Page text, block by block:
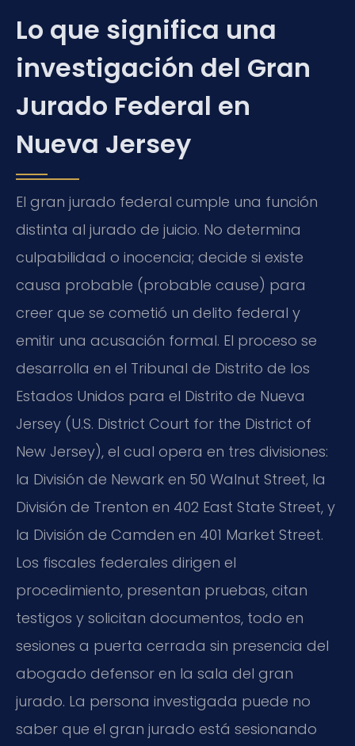
Lo que significa una
investigación del Gran
Jurado Federal en
Nueva Jersey
El gran jurado federal cumple una función
distinta al jurado de juicio. No determina
culpabilidad o inocencia; decide si existe
causa probable (probable cause) para
creer que se cometió un delito federal y
emitir una acusación formal. El proceso se
desarrolla en el Tribunal de Distrito de los
Estados Unidos para el Distrito de Nueva
Jersey (U.S. District Court for the District of
New Jersey), el cual opera en tres divisiones:
la División de Newark en 50 Walnut Street, la
División de Trenton en 402 East State Street, y
la División de Camden en 401 Market Street.
Los fiscales federales dirigen el
procedimiento, presentan pruebas, citan
testigos y solicitan documentos, todo en
sesiones a puerta cerrada sin presencia del
abogado defensor en la sala del gran
jurado. La persona investigada puede no
saber que el gran jurado está sesionando